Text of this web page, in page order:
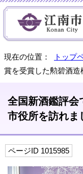
現在の位置： トップ
賞を受賞した勲碧酒
全国新酒鑑評会
市役所を訪れま
ページID 1015985